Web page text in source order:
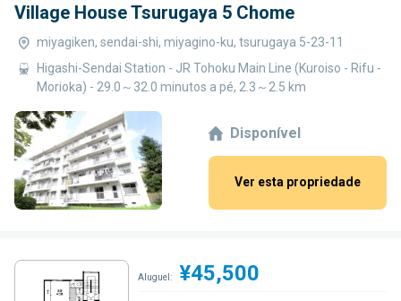
Village House Tsurugaya 5 Chome
miyagiken, sendai-shi, miyagino-ku, tsurugaya 5-23-11
Higashi-Sendai Station - JR Tohoku Main Line (Kuroiso - Rifu -
Morioka) - 29.0～32.0 minutos a pé, 2.3～2.5 km
Disponível
Ver esta propriedade
Aluguel: ¥45,500